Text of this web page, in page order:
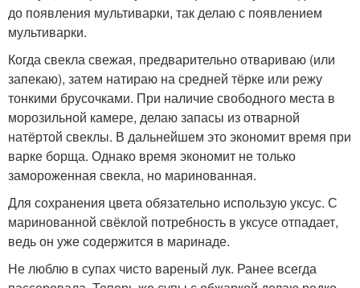
до появления мультиварки, так делаю с появлением
мультиварки.
Когда свекла свежая, предварительно отвариваю (или
запекаю), затем натираю на средней тёрке или режу
тонкими брусочками. При наличие свободного места в
морозильной камере, делаю запасы из отварной
натёртой свеклы. В дальнейшем это экономит время при
варке борща. Однако время экономит не только
замороженная свекла, но маринованная.
Для сохранения цвета обязательно использую уксус. С
маринованной свёклой потребность в уксусе отпадает,
ведь он уже содержится в маринаде.
Не люблю в супах чисто вареный лук. Ранее всегда